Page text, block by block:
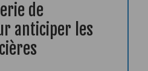
de
anticiper les